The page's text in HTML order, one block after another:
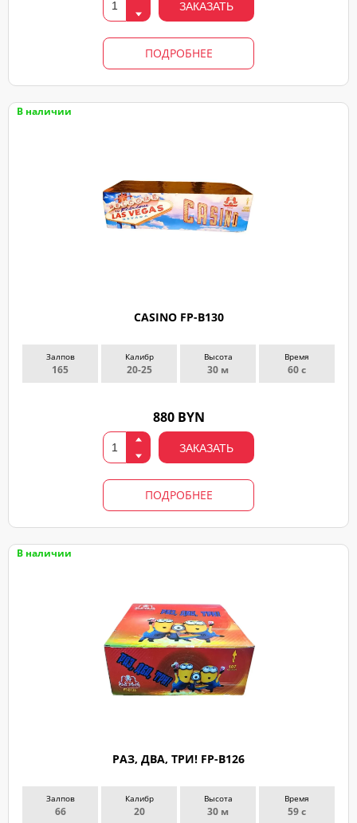
ЗАКАЗАТЬ
ПОДРОБНЕЕ
В наличии
CASINO FP-B130
Залпов
165
Калибр
20-25
Высота
30 м
Время
60 с
880 BYN
ЗАКАЗАТЬ
ПОДРОБНЕЕ
В наличии
РАЗ, ДВА, ТРИ! FP-B126
Залпов
66
Калибр
20
Высота
30 м
Время
59 с